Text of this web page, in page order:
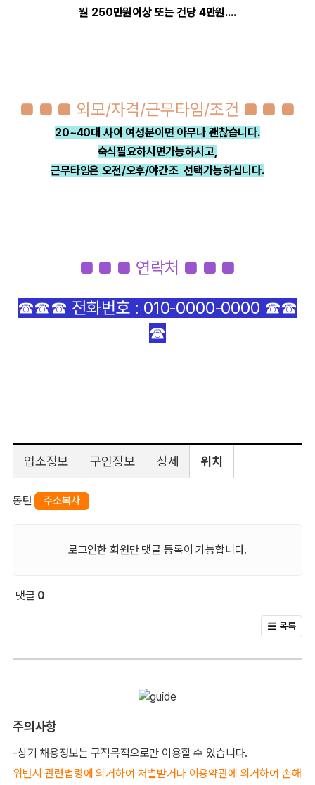
월 250만원이상 또는 건당 4만원....
■ ■ ■ 외모/자격/근무타임/조건 ■ ■ ■
20~40대 사이 여성분이면 아무나 괜찮습니다.
숙식필요하시면가능하시고,
근무타임은 오전/오후/야간조 선택가능하십니다.
■ ■ ■ 연락처 ■ ■ ■
☎☎☎ 전화번호 : 010-0000-0000 ☎☎
☎
업소정보 구인정보 상세 위치
동탄 주소복사
로그인한 회원만 댓글 등록이 가능합니다.
댓글 0
목록
주의사항
-상기 채용정보는 구직목적으로만 이용할 수 있습니다.
위반시 관련법령에 의거하여 처벌받거나 이용약관에 의거하여 손해